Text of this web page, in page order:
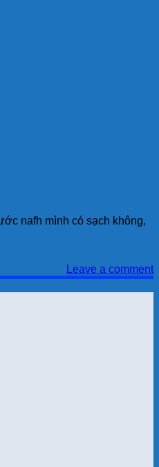
nafh mình có sạch không,
Leave a comment